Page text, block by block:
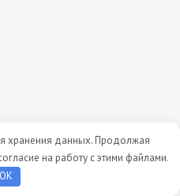
хранения данных. Продолжая
на работу с этими файлами.
OK